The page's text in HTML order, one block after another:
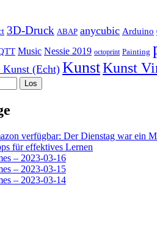
3D-Druck ABAP anycubic Arduino
Music Nessie 2019 octoprint Painting
(Echt) KunstKunst
verfügbar: Der Dienstag war ein
für effektives Lernen
– 2023-03-16
– 2023-03-15
– 2023-03-14